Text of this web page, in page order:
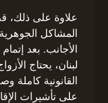
علاوة على ذلك،
المشاكل
الأجانب. بعد
لبنان، يحتاج
القانونية
على تأشيرات